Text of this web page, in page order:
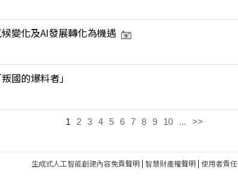
變化及AI發展轉化為機遇
國的爆料者」
1 2 3 4 5 6 7 8 9 10 ... >>
生成式人工智能創建內容免責聲明| 智慧財產權聲明| 使用者責任